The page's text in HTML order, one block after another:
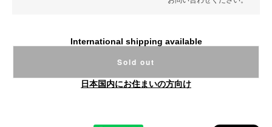
International shipping available
Sold out
日本国内にお住まいの方向け